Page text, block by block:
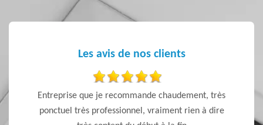
Les avis de nos clients
Entreprise que je recommande chaudement, très
ponctuel très professionnel, vraiment rien à dire